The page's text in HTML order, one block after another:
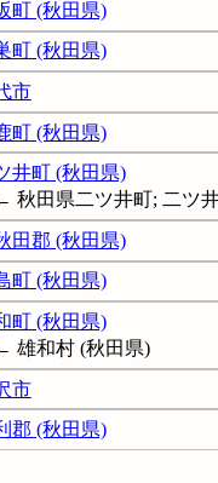
町 (秋田県)
町 (秋田県)
市
町 (秋田県)
井町 (秋田県)
秋田県二ツ井町; 二ツ
田郡 (秋田県)
町 (秋田県)
町 (秋田県)
雄和村 (秋田県)
市
郡 (秋田県)